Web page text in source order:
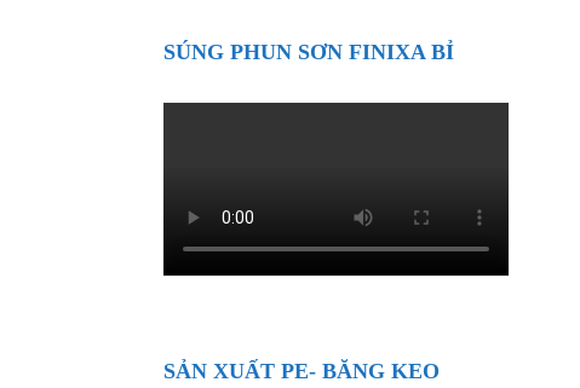
SÚNG PHUN SƠN FINIXA BỈ
SẢN XUẤT PE- BĂNG KEO